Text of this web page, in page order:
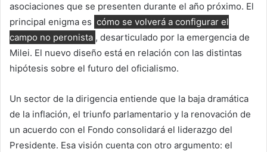
asociaciones que se presenten durante el año próximo. El
principal enigma es cómo se volverá a configurar el
campo no peronista , desarticulado por la emergencia de
Milei. El nuevo diseño está en relación con las distintas
hipótesis sobre el futuro del oficialismo.
Un sector de la dirigencia entiende que la baja dramática
de la inflación, el triunfo parlamentario y la renovación de
un acuerdo con el Fondo consolidará el liderazgo del
Presidente. Esa visión cuenta con otro argumento: el